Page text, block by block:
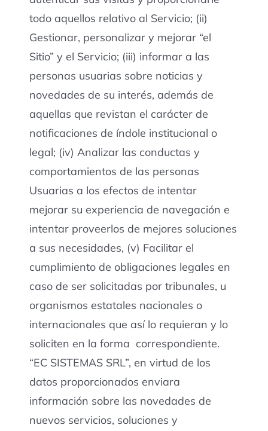
todo aquellos relativo al Servicio; (ii)
Gestionar, personalizar y mejorar “el
Sitio” y el Servicio; (iii) informar a las
personas usuarias sobre noticias y
novedades de su interés, además de
aquellas que revistan el carácter de
notificaciones de índole institucional o
legal; (iv) Analizar las conductas y
comportamientos de las personas
Usuarias a los efectos de intentar
mejorar su experiencia de navegación e
intentar proveerlos de mejores soluciones
a sus necesidades, (v) Facilitar el
cumplimiento de obligaciones legales en
caso de ser solicitadas por tribunales, u
organismos estatales nacionales o
internacionales que así lo requieran y lo
soliciten en la forma correspondiente.
“EC SISTEMAS SRL”, en virtud de los
datos proporcionados enviara
información sobre las novedades de
nuevos servicios, soluciones y